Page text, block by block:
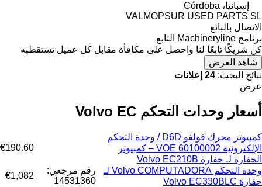
إسبانيا، Córdoba
VALMOPSUR USED PARTS SL
الاتصال بالبائع
برنامج Machineryline التابع
كن شريكًا تابعًا لنا واحصل على مكافأة مقابل كل عميل تستقطبه
شاهد العرض
نتائج البحث: 24 إعلانات
عرض
أسعار وحدات التحكم Volvo EC
كمبيوتر محرك فولفو D6D / وحدة التحكم
الإلكترونية VOE 60100002 – كمبيوتر
الحفارة لـ حفارة Volvo EC210B
€190.60
وحدة التحكم Volvo COMPUTADORA لـ
حفارة Volvo EC330BLC
رقم مرجعي:
14531360
€1,082